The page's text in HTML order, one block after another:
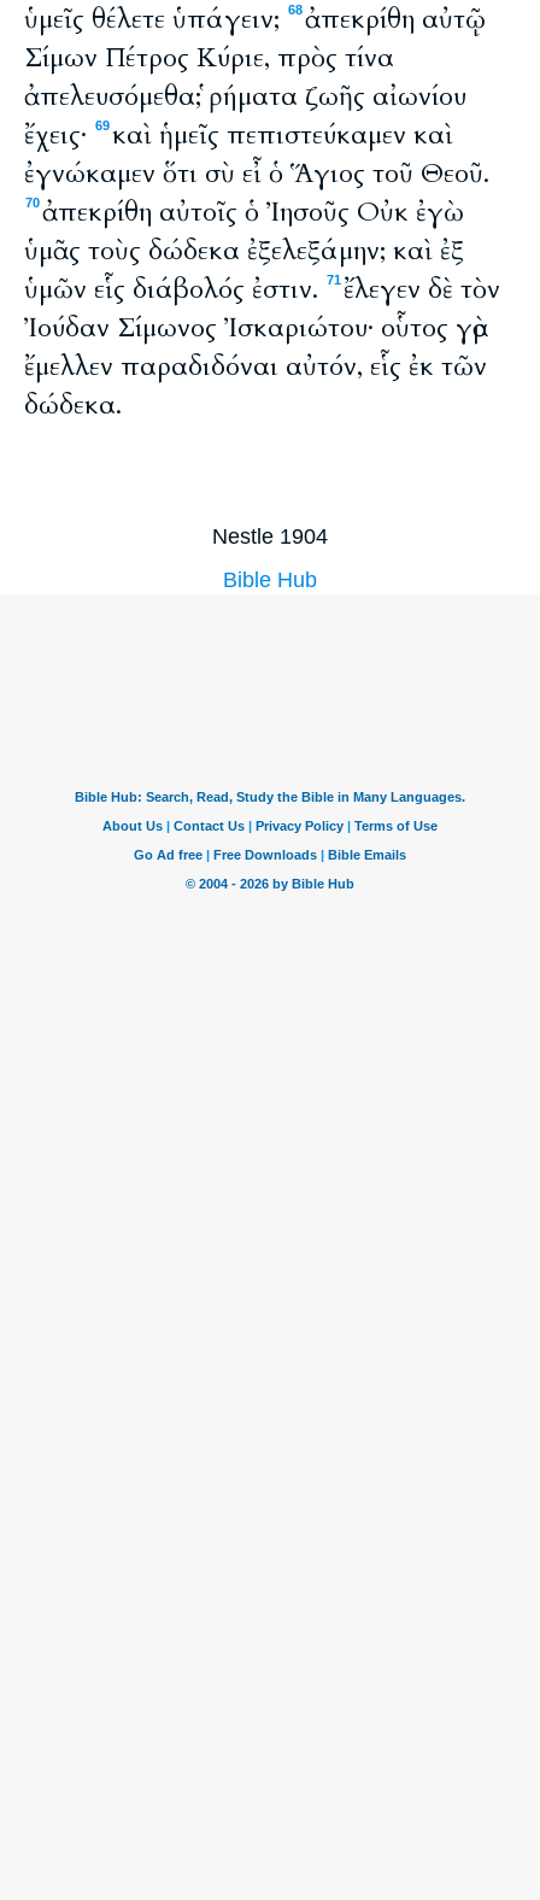
ὑμεῖς θέλετε ὑπάγειν;
68ἀπεκρίθη αὐτῷ
Σίμων Πέτρος Κύριε, πρὸς τίνα
ἀπελευσόμεθα; ῥήματα ζωῆς αἰωνίου
ἔχεις·
69καὶ ἡμεῖς πεπιστεύκαμεν καὶ
ἐγνώκαμεν ὅτι σὺ εἶ ὁ Ἅγιος τοῦ Θεοῦ.
70ἀπεκρίθη αὐτοῖς ὁ Ἰησοῦς Οὐκ ἐγὼ
ὑμᾶς τοὺς δώδεκα ἐξελεξάμην; καὶ ἐξ
ὑμῶν εἷς διάβολός ἐστιν.
71 ἔλεγεν δὲ τὸν
Ἰούδαν Σίμωνος Ἰσκαριώτου· οὗτος γὰρ
ἔμελλεν παραδιδόναι αὐτόν, εἷς ἐκ τῶν
δώδεκα.
Nestle 1904
Bible Hub